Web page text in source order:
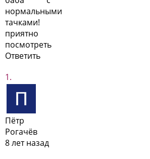
нормальными
тачками!
приятно
посмотреть
Ответить
Пётр
Рогачёв
8 лет назад